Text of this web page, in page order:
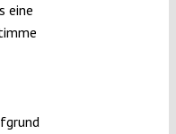
eine